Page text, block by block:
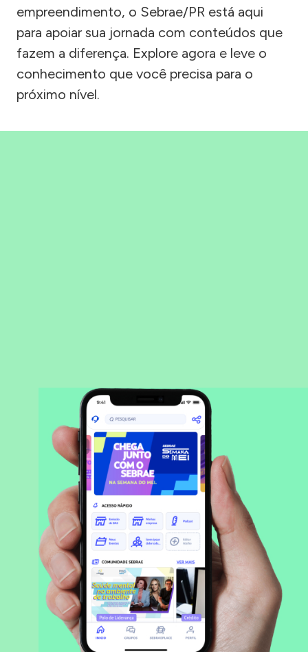
empreendimento, o Sebrae/PR está aqui
para apoiar sua jornada com conteúdos que
fazem a diferença. Explore agora e leve o
conhecimento que você precisa para o
próximo nível.